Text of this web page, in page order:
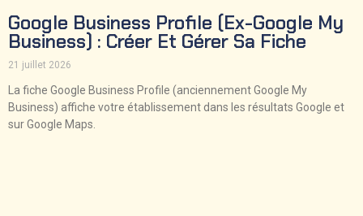
Google Business Profile (ex-Google My
Business) : Créer Et Gérer Sa Fiche
21 juillet 2026
La fiche Google Business Profile (anciennement Google My
Business) affiche votre établissement dans les résultats Google et
sur Google Maps.